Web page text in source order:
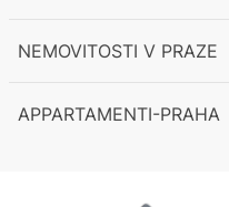
NEMOVITOSTI V PRAZE
APPARTAMENTI-PRAHA